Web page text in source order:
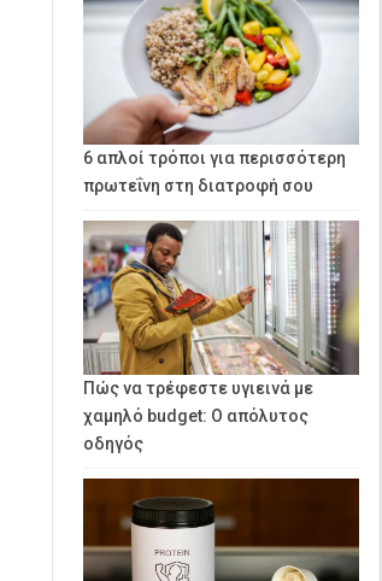
6 απλοί τρόποι για περισσότερη
πρωτεΐνη στη διατροφή σου
Πώς να τρέφεστε υγιεινά με
χαμηλό budget: Ο απόλυτος
οδηγός